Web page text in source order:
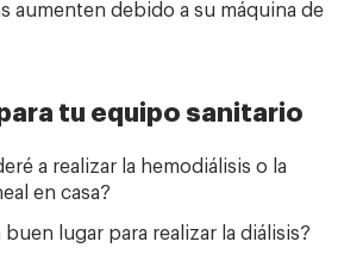
aumenten debido a su máquina de
tu equipo sanitario
a realizar la hemodiálisis o la
en casa?
buen lugar para realizar la diálisis?